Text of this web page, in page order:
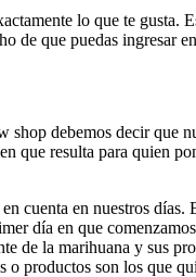
lo que te
de que puedas ingresar
shop debemos decir que
resulta para quien
cuenta en nuestros
día en que
de la marihuana y sus
productos son los que